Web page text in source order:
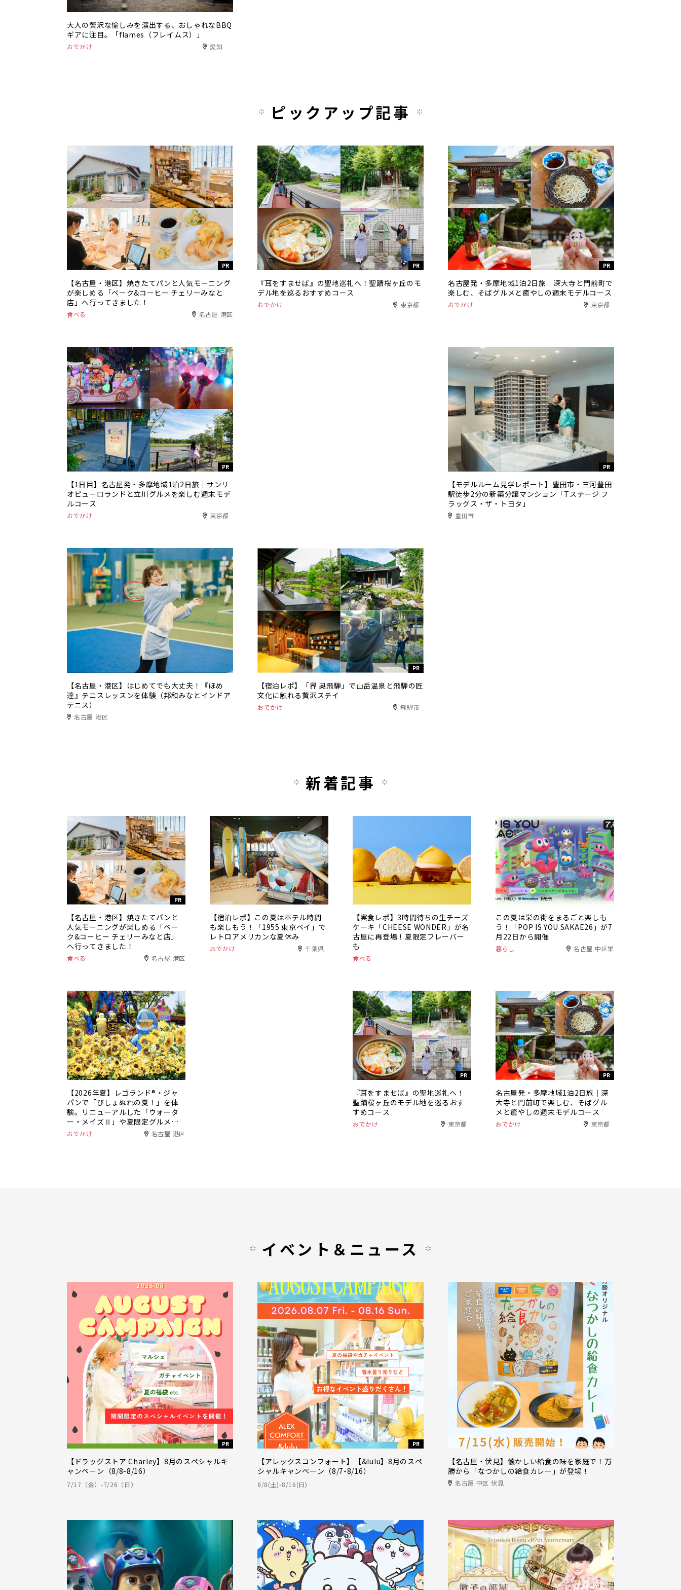
大人の贅沢な愉しみを演出する、おしゃれなBBQ
ギアに注目。「flames（フレイムス）」
おでかけ 愛知
ピックアップ記事
PR
【名古屋・港区】焼きたてパンと人気モーニング
が楽しめる「ベーク&コーヒー チェリーみなと
店」へ行ってきました！
食べる 名古屋 港区
PR
『耳をすませば』の聖地巡礼へ！聖蹟桜ヶ丘のモ
デル地を巡るおすすめコース
おでかけ 東京都
PR
名古屋発・多摩地域1泊2日旅｜深大寺と門前町で
楽しむ、そばグルメと癒やしの週末モデルコース
おでかけ 東京都
PR
【1日目】名古屋発・多摩地域1泊2日旅｜サンリ
オピューロランドと立川グルメを楽しむ週末モデ
ルコース
おでかけ 東京都
PR
【モデルルーム見学レポート】豊田市・三河豊田
駅徒歩2分の新築分譲マンション「Tステージ フ
ラッグス・ザ・トヨタ」
豊田市
【名古屋・港区】はじめてでも大丈夫！『ほめ
達』テニスレッスンを体験（邦和みなとインドア
テニス）
名古屋 港区
PR
【宿泊レポ】「界 奥飛騨」で山岳温泉と飛騨の匠
文化に触れる贅沢ステイ
おでかけ 飛騨市
新着記事
PR
【名古屋・港区】焼きたてパンと
人気モーニングが楽しめる「ベー
ク&コーヒー チェリーみなと店」
へ行ってきました！
食べる 名古屋 港区
【宿泊レポ】この夏はホテル時間
も楽しもう！「1955 東京ベイ」で
レトロアメリカンな夏休み
おでかけ 千葉県
【実食レポ】3時間待ちの生チーズ
ケーキ「CHEESE WONDER」が名
古屋に再登場！夏限定フレーバー
も
食べる
この夏は栄の街をまるごと楽しも
う！「POP IS YOU SAKAE26」が7
月22日から開催
暮らし 名古屋 中区栄
【2026年夏】レゴランド®・ジャ
パンで「びしょぬれの夏！」を体
験。リニューアルした「ウォータ
ー・メイズⅡ」や夏限定グルメも
登場
おでかけ 名古屋 港区
PR
『耳をすませば』の聖地巡礼へ！
聖蹟桜ヶ丘のモデル地を巡るおす
すめコース
おでかけ 東京都
PR
名古屋発・多摩地域1泊2日旅｜深
大寺と門前町で楽しむ、そばグル
メと癒やしの週末モデルコース
おでかけ 東京都
イベント＆ニュース
PR
【ドラッグストア Charley】8月のスペシャルキ
ャンペーン（8/8-8/16）
7/17（金）-7/26（日）
PR
【アレックスコンフォート】【&lulu】8月のスペ
シャルキャンペーン（8/7-8/16）
8/8(土)-8/16(日)
【名古屋・伏見】懐かしい給食の味を家庭で！万
勝から「なつかしの給食カレー」が登場！
名古屋 中区 伏見